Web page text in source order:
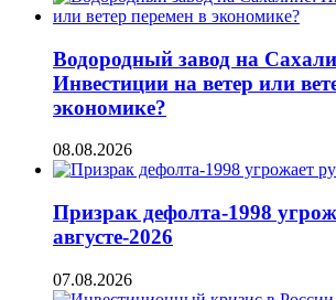
Водородный завод на
Инвестиции на ветер или
экономике?
08.08.2026
Призрак дефолта-1998
августе-2026
07.08.2026